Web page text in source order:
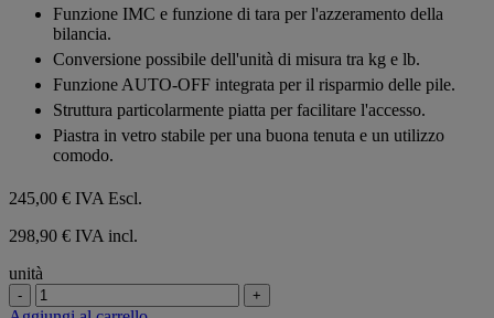
Funzione IMC e funzione di tara per l'azzeramento della
bilancia.
Conversione possibile dell'unità di misura tra kg e lb.
Funzione AUTO-OFF integrata per il risparmio delle pile.
Struttura particolarmente piatta per facilitare l'accesso.
Piastra in vetro stabile per una buona tenuta e un utilizzo
comodo.
245,00 € IVA Escl.
298,90 € IVA incl.
unità
- +